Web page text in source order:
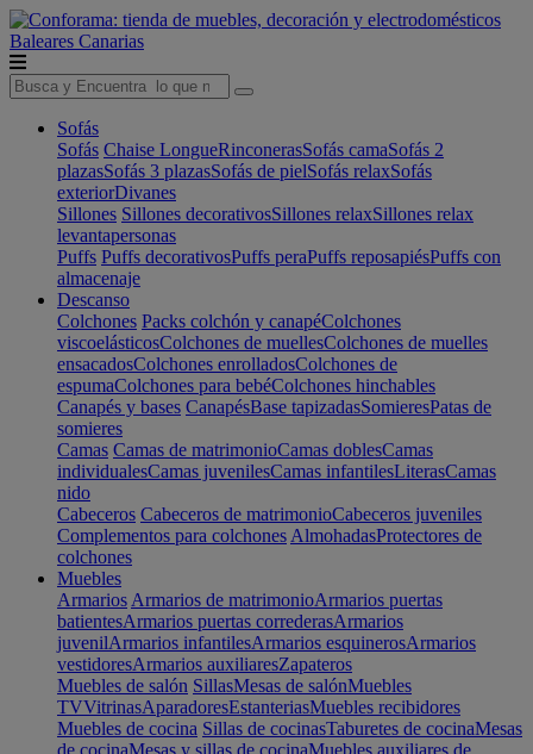
Baleares Canarias
Sofás
Sofás Chaise LongueRinconerasSofás camaSofás 2
plazasSofás 3 plazasSofás de pielSofás relaxSofás
exteriorDivanes
Sillones Sillones decorativosSillones relaxSillones relax
levantapersonas
Puffs Puffs decorativosPuffs peraPuffs reposapiésPuffs con
almacenaje
Descanso
Colchones Packs colchón y canapéColchones
viscoelásticosColchones de muellesColchones de muelles
ensacadosColchones enrolladosColchones de
espumaColchones para bebéColchones hinchables
Canapés y bases CanapésBase tapizadasSomieresPatas de
somieres
Camas Camas de matrimonioCamas doblesCamas
individualesCamas juvenilesCamas infantilesLiterasCamas
nido
Cabeceros Cabeceros de matrimonioCabeceros juveniles
Complementos para colchones AlmohadasProtectores de
colchones
Muebles
Armarios Armarios de matrimonioArmarios puertas
batientesArmarios puertas correderasArmarios
juvenilArmarios infantilesArmarios esquinerosArmarios
vestidoresArmarios auxiliaresZapateros
Muebles de salón SillasMesas de salónMuebles
TVVitrinasAparadoresEstanteriasMuebles recibidores
Muebles de cocina Sillas de cocinasTaburetes de cocinaMesas
de cocinaMesas y sillas de cocinaMuebles auxiliares de